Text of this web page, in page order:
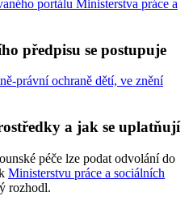
portálu Ministerstva práce a
předpisu se postupuje
právní ochraně dětí, ve znění
a jak se uplatňují
péče lze podat odvolání do
Ministerstvu práce a sociálních
rozhodl.